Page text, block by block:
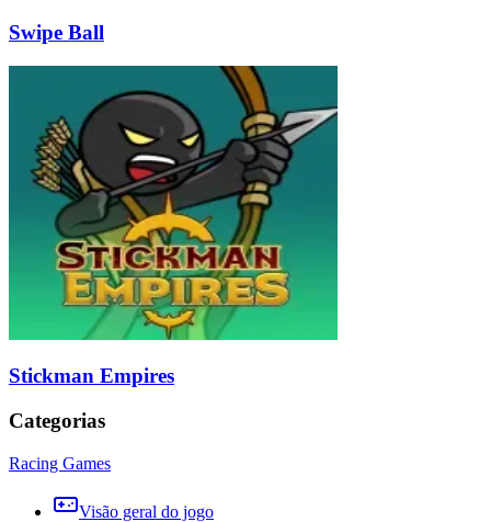
Swipe Ball
Stickman Empires
Categorias
Racing Games
Visão geral do jogo